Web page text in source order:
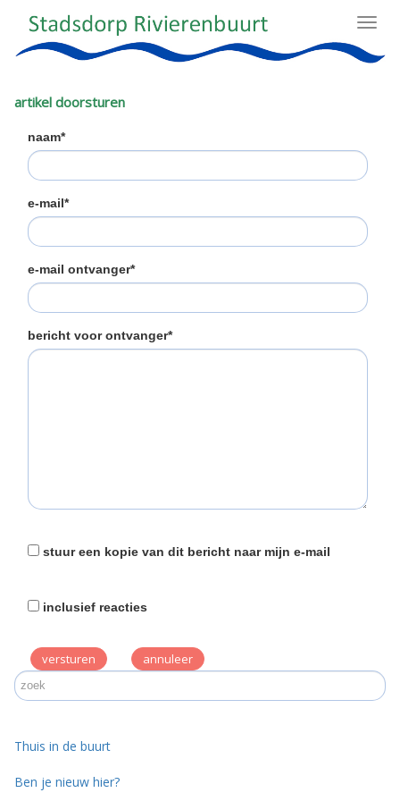
artikel doorsturen
naam*
e-mail*
e-mail ontvanger*
bericht voor ontvanger*
stuur een kopie van dit bericht naar mijn e-mail
inclusief reacties
versturen
Thuis in de buurt
Ben je nieuw hier?